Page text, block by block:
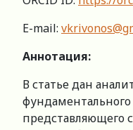
E-mail:
Аннотация:
В статье дан
представляющего